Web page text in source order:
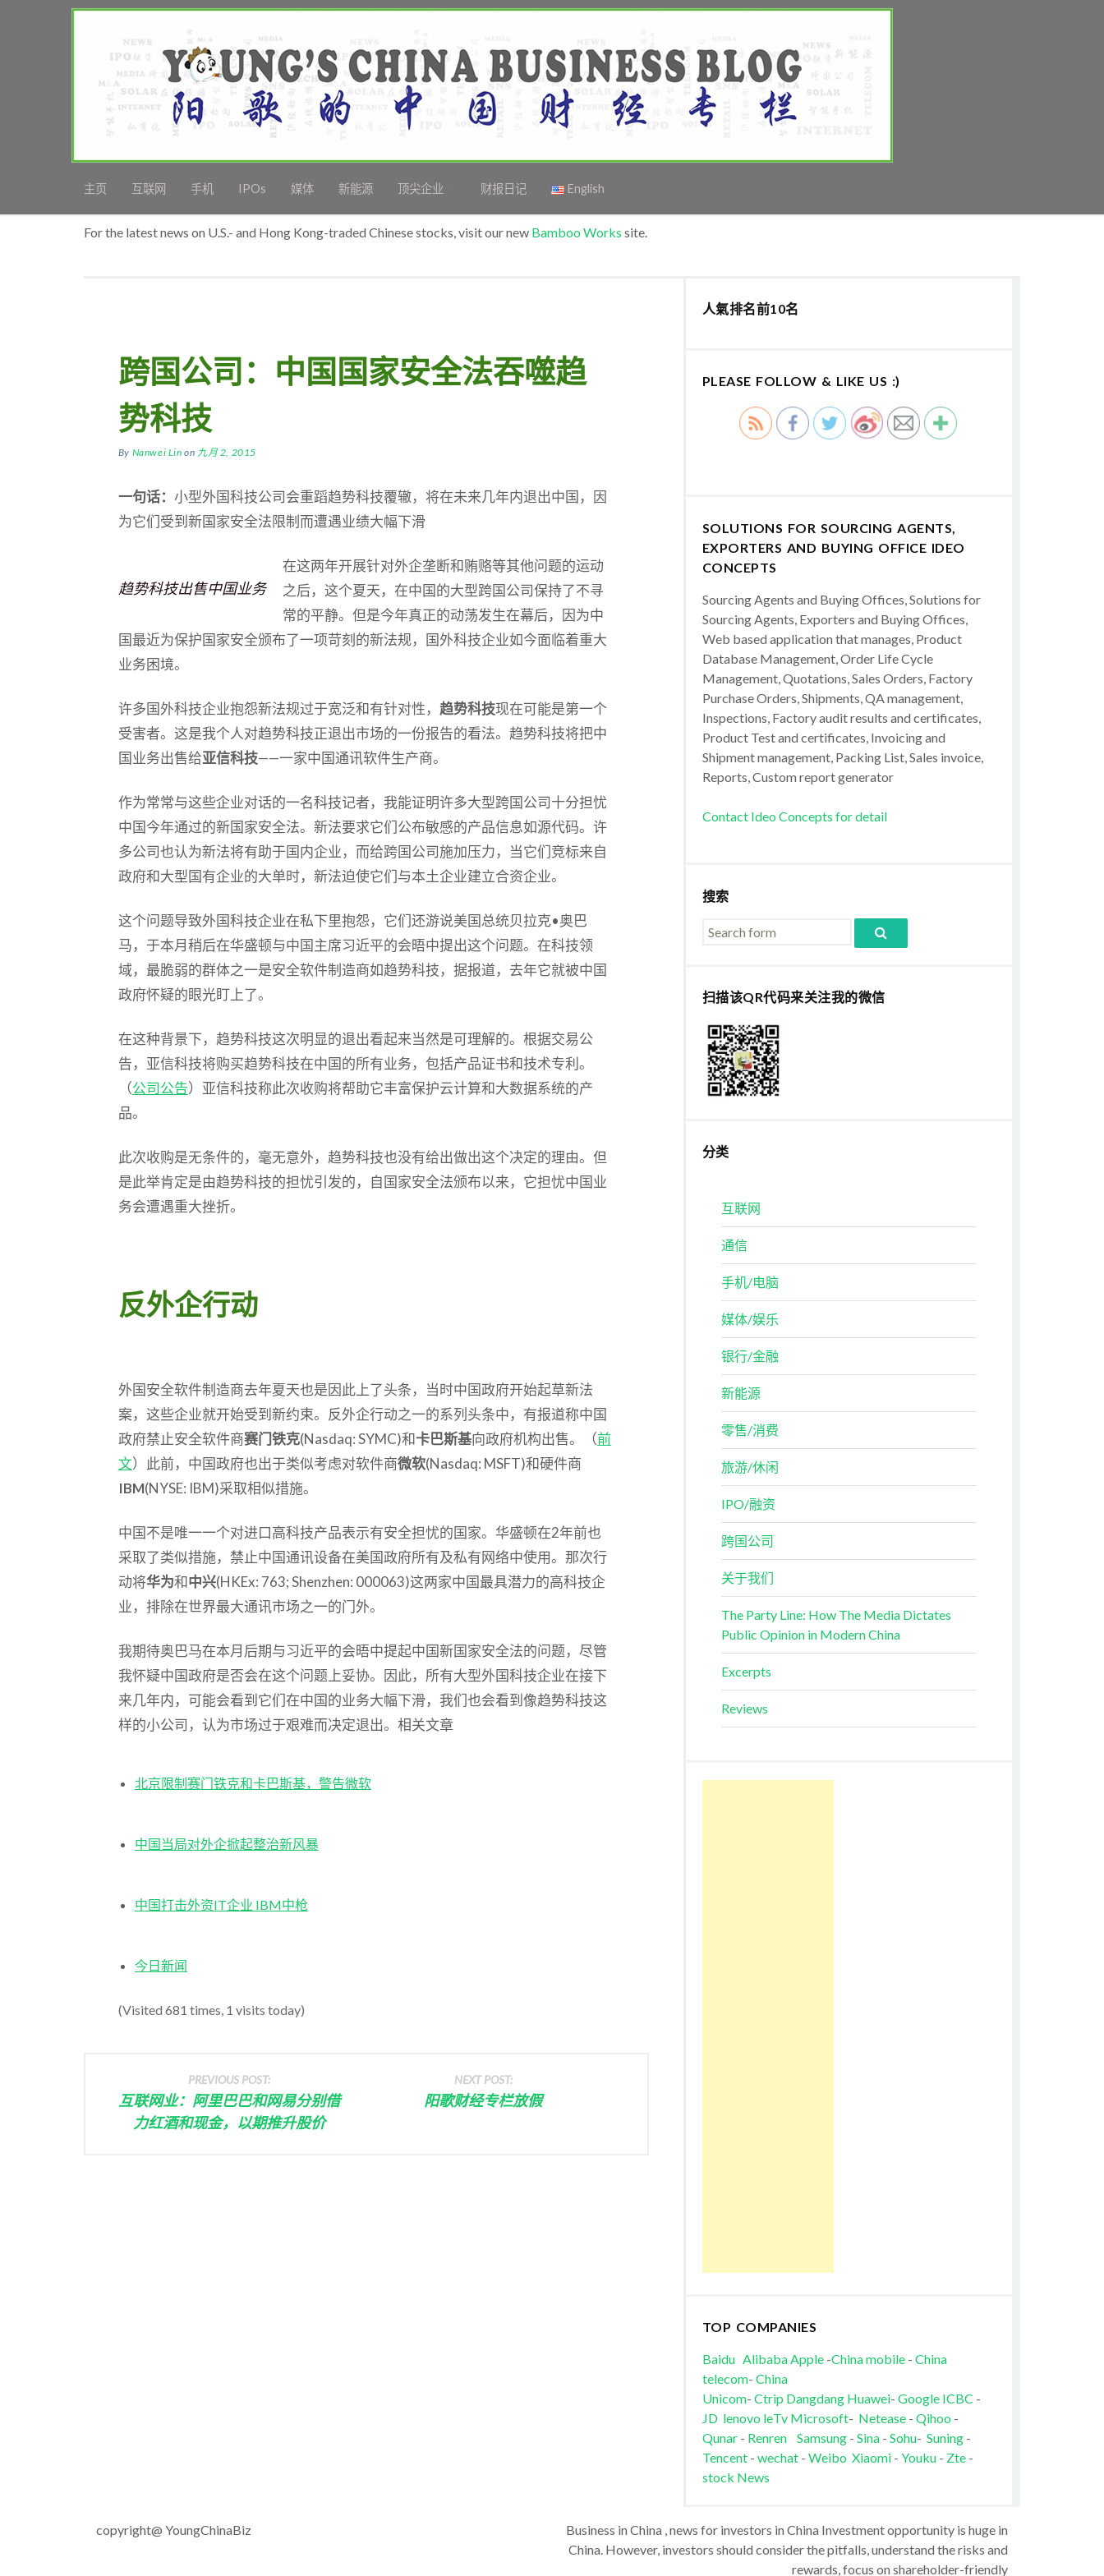
主页 互联网 手机 IPOs 媒体 新能源 顶尖企业 财报日记 English
For the latest news on U.S.- and Hong Kong-traded Chinese stocks, visit our new Bamboo Works site.
跨国公司：中国国家安全法吞噬趋
势科技
By Nanwei Lin on 九月 2, 2015
一句话： 小型外国科技公司会重蹈趋势科技覆辙，将在未来几年内退出中国，因
为它们受到新国家安全法限制而遭遇业绩大幅下滑
趋势科技出售中国业务
在这两年开展针对外企垄断和贿赂等其他问题的运动
之后，这个夏天，在中国的大型跨国公司保持了不寻
常的平静。但是今年真正的动荡发生在幕后，因为中
国最近为保护国家安全颁布了一项苛刻的新法规，国外科技企业如今面临着重大
业务困境。
许多国外科技企业抱怨新法规过于宽泛和有针对性， 趋势科技现在可能是第一个
受害者。这是我个人对趋势科技正退出市场的一份报告的看法。趋势科技将把中
国业务出售给亚信科技——一家中国通讯软件生产商。
作为常常与这些企业对话的一名科技记者，我能证明许多大型跨国公司十分担忧
中国今年通过的新国家安全法。新法要求它们公布敏感的产品信息如源代码。许
多公司也认为新法将有助于国内企业，而给跨国公司施加压力，当它们竞标来自
政府和大型国有企业的大单时，新法迫使它们与本土企业建立合资企业。
这个问题导致外国科技企业在私下里抱怨，它们还游说美国总统贝拉克•奥巴
马，于本月稍后在华盛顿与中国主席习近平的会晤中提出这个问题。在科技领
域，最脆弱的群体之一是安全软件制造商如趋势科技，据报道，去年它就被中国
政府怀疑的眼光盯上了。
在这种背景下，趋势科技这次明显的退出看起来当然是可理解的。根据交易公
告，亚信科技将购买趋势科技在中国的所有业务，包括产品证书和技术专利。
（公司公告）亚信科技称此次收购将帮助它丰富保护云计算和大数据系统的产
品。
此次收购是无条件的，毫无意外，趋势科技也没有给出做出这个决定的理由。但
是此举肯定是由趋势科技的担忧引发的，自国家安全法颁布以来，它担忧中国业
务会遭遇重大挫折。
反外企行动
外国安全软件制造商去年夏天也是因此上了头条，当时中国政府开始起草新法
案，这些企业就开始受到新约束。反外企行动之一的系列头条中，有报道称中国
政府禁止安全软件商赛门铁克(Nasdaq: SYMC)和卡巴斯基向政府机构出售。（前
文）此前，中国政府也出于类似考虑对软件商微软(Nasdaq: MSFT)和硬件商
IBM(NYSE: IBM)采取相似措施。
中国不是唯一一个对进口高科技产品表示有安全担忧的国家。华盛顿在2年前也
采取了类似措施，禁止中国通讯设备在美国政府所有及私有网络中使用。那次行
动将华为和中兴(HKEx: 763; Shenzhen: 000063)这两家中国最具潜力的高科技企
业，排除在世界最大通讯市场之一的门外。
我期待奥巴马在本月后期与习近平的会晤中提起中国新国家安全法的问题，尽管
我怀疑中国政府是否会在这个问题上妥协。因此，所有大型外国科技企业在接下
来几年内，可能会看到它们在中国的业务大幅下滑，我们也会看到像趋势科技这
样的小公司，认为市场过于艰难而决定退出。相关文章
北京限制赛门铁克和卡巴斯基，警告微软
中国当局对外企掀起整治新风暴
中国打击外资IT企业 IBM中枪
今日新闻
(Visited 681 times, 1 visits today)
PREVIOUS POST:
互联网业：阿里巴巴和网易分别借
力红酒和现金，以期推升股价
NEXT POST:
阳歌财经专栏放假
人氣排名前10名
PLEASE FOLLOW & LIKE US :)
SOLUTIONS FOR SOURCING AGENTS,
EXPORTERS AND BUYING OFFICE IDEO
CONCEPTS
Sourcing Agents and Buying Offices, Solutions for
Sourcing Agents, Exporters and Buying Offices,
Web based application that manages, Product
Database Management, Order Life Cycle
Management, Quotations, Sales Orders, Factory
Purchase Orders, Shipments, QA management,
Inspections, Factory audit results and certificates,
Product Test and certificates, Invoicing and
Shipment management, Packing List, Sales invoice,
Reports, Custom report generator
Contact Ideo Concepts for detail
搜索
扫描该QR代码来关注我的微信
分类
互联网
通信
手机/电脑
媒体/娱乐
银行/金融
新能源
零售/消费
旅游/休闲
IPO/融资
跨国公司
关于我们
The Party Line: How The Media Dictates
Public Opinion in Modern China
Excerpts
Reviews
TOP COMPANIES
Baidu AlibabaApple-China mobile- China
telecom- China
Unicom- Ctrip Dangdang Huawei- Google ICBC -
JD lenovo leTv Microsoft- Netease- Qihoo -
Qunar- Renren Samsung- Sina- Sohu- Suning-
Tencent- wechat - Weibo Xiaomi- Youku - Zte-
stock News
copyright@ YoungChinaBiz
Business in China , news for investors in China Investment opportunity is huge in
China. However, investors should consider the pitfalls, understand the risks and
rewards, focus on shareholder-friendly